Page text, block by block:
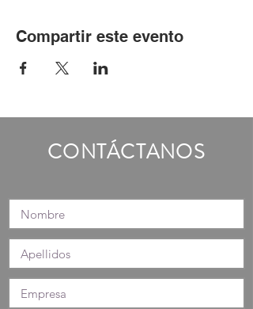
Compartir este evento
CONTÁCTANOS